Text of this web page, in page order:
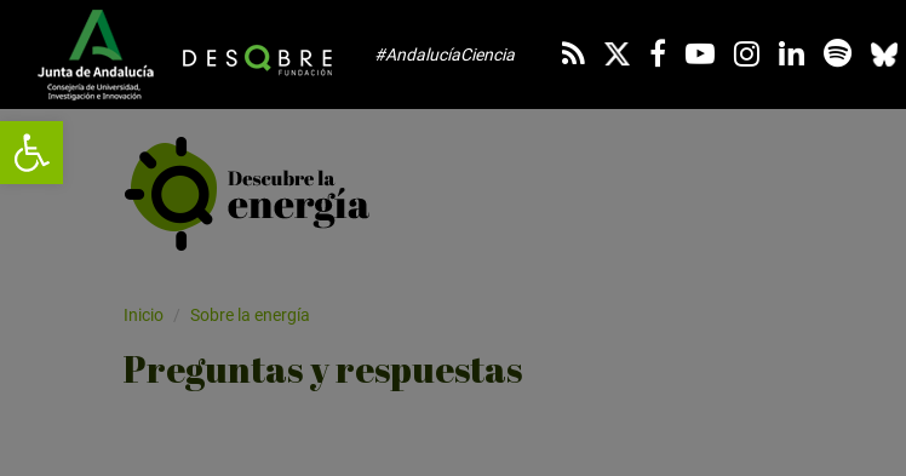
Abrir barra de herramientas
#AndalucíaCiencia
Inicio Sobre la energía
Preguntas y respuestas